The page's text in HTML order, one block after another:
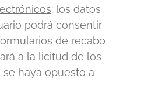
: los datos
podrá consentir
de recabo
a la licitud de los
haya opuesto a